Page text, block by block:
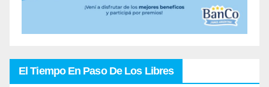
El Tiempo En Paso De Los Libres